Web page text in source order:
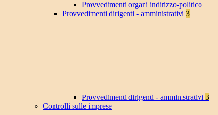
Provvedimenti organi indirizzo-politico
Provvedimenti dirigenti - amministrativi 3
Provvedimenti dirigenti - amministrativi 3
Controlli sulle imprese